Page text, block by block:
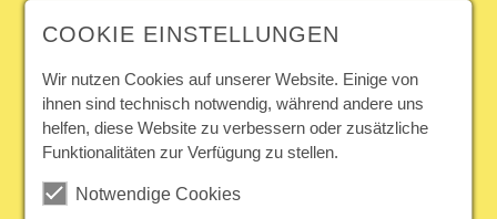
Arbeitskräfte
Das ProjektFit für internationales Personal – KMU in
Thüringen stärkenunterstützt kleine und mittlere
Unternehmen (KMU), öffentliche Einrichtungen sowie
Berufsschulen in Thüringen bei der Gewinnung,
betrieblichen Integration und langfristigen Bindung
internationaler Fach- und Arbeitskräfte.
COOKIE EINSTELLUNGEN
Wir nutzen Cookies auf unserer Website. Einige von
ihnen sind technisch notwendig, während andere uns
helfen, diese Website zu verbessern oder zusätzliche
Funktionalitäten zur Verfügung zu stellen.
Notwendige Cookies